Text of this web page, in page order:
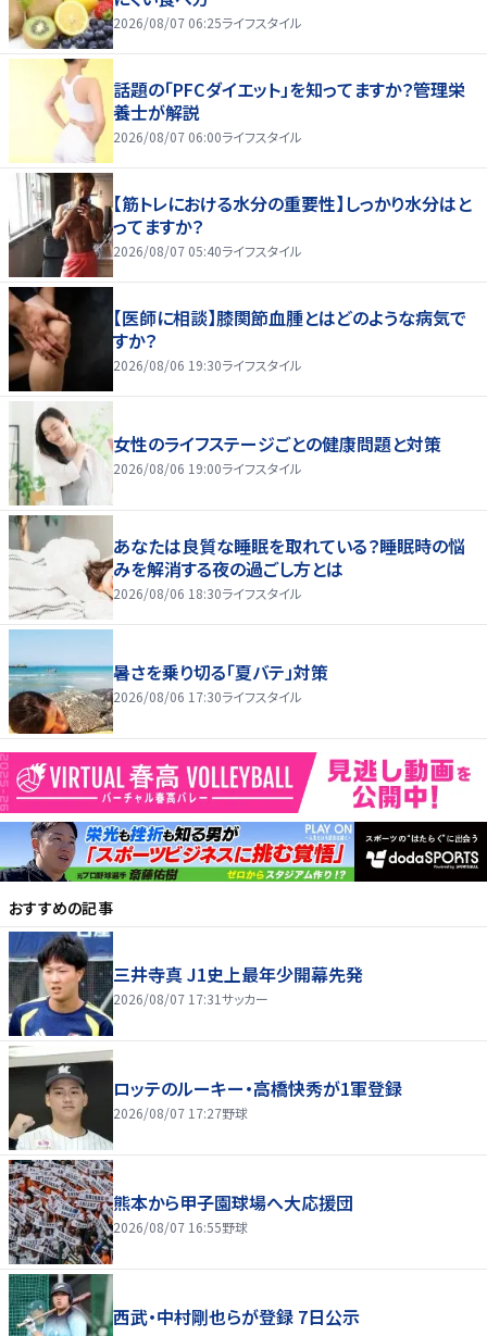
2026/08/07 06:25ライフスタイル
話題の「PFCダイエット」を知ってますか？管理栄
養士が解説
2026/08/07 06:00ライフスタイル
【筋トレにおける水分の重要性】しっかり水分はと
ってますか？
2026/08/07 05:40ライフスタイル
【医師に相談】膝関節血腫とはどのような病気で
すか？
2026/08/06 19:30ライフスタイル
女性のライフステージごとの健康問題と対策
2026/08/06 19:00ライフスタイル
あなたは良質な睡眠を取れている？睡眠時の悩
みを解消する夜の過ごし方とは
2026/08/06 18:30ライフスタイル
暑さを乗り切る「夏バテ」対策
2026/08/06 17:30ライフスタイル
おすすめの記事
三井寺真 J1史上最年少開幕先発
2026/08/07 17:31サッカー
ロッテのルーキー・高橋快秀が1軍登録
2026/08/07 17:27野球
熊本から甲子園球場へ大応援団
2026/08/07 16:55野球
西武・中村剛也らが登録 7日公示